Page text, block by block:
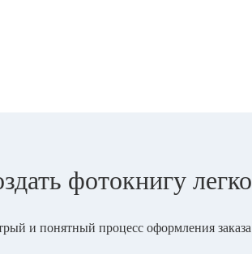
фотокнигу легко
и понятный процесс оформления заказа